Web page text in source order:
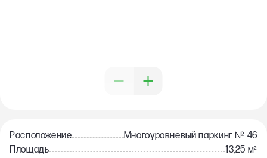
Расположение Многоуровневый паркинг № 46
Площадь
13,25 м²